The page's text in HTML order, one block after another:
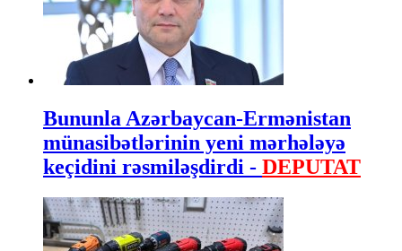
Bununla Azərbaycan-Ermənistan
münasibətlərinin yeni mərhələyə
keçidini rəsmiləşdirdi - DEPUTAT